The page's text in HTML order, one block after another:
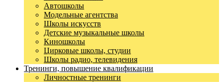
Автошколы
Модельные агентства
Школы искусств
Детские музыкальные школы
Киношколы
Цирковые школы, студии
Школы радио, телевидения
Тренинги, повышение квалификации
Личностные тренинги